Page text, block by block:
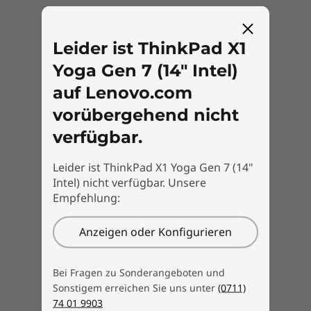
einfach wieder. Das ThinkPad X1 Yoga Gen 7 ist
-fähig und arbeitet mit Ihrem
Smartphone zusammen, um Ihr Gerät zu
finden – selbst wenn Ihr X1 ausgeschaltet ist.
Einfach den Tile
®Service* abonnieren,
herunterladen, einrichten und aktivieren.
* Das Abonnement ist nicht enthalten und muss separat erworben
Leider ist ThinkPad X1
Yoga Gen 7 (14" Intel)
auf Lenovo.com
vorübergehend nicht
verfügbar.
Leider ist ThinkPad X1 Yoga Gen 7 (14"
Intel) nicht verfügbar. Unsere
Empfehlung:
Anzeigen oder Konfigurieren
Bei Fragen zu Sonderangeboten und
Sonstigem erreichen Sie uns unter (0711)
74 01 9903